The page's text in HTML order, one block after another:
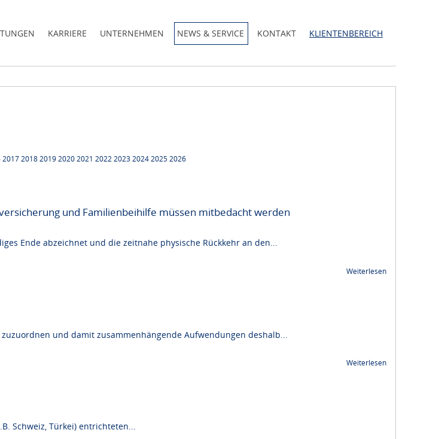
KARRIERE UNTERNEHMEN NEWS & SERVICE KONTAKT KLIENTENBEREICH
20172018201920202021 20222023202420252026
und Familienbeihilfe müssen mitbedacht werden
Ende abzeichnet und die zeitnahe physische Rückkehr an den...
Weiterlesen
und damit zusammenhängende Aufwendungen deshalb...
Weiterlesen
Schweiz, Türkei) entrichteten...